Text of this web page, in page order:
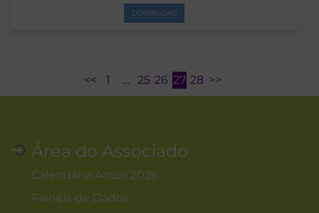
DOWNLOAD
<< 1 … 25 26 27 28 >>
Área do Associado
Calendário Anual 2026
Painéis de Dados